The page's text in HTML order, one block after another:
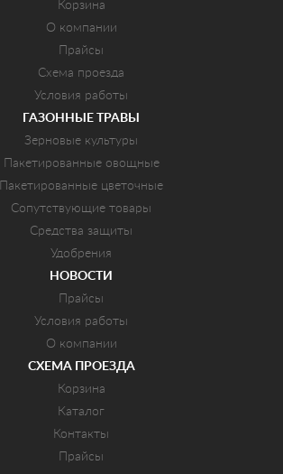
Корзина
О компании
Прайсы
Схема проезда
Условия работы
ГАЗОННЫЕ ТРАВЫ
Зерновые культуры
Пакетированные овощные
Пакетированные цветочные
Сопутствующие товары
Средства защиты
Удобрения
НОВОСТИ
Прайсы
Условия работы
О компании
СХЕМА ПРОЕЗДА
Корзина
Каталог
Контакты
Прайсы